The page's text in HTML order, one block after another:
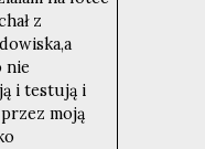
z
nie
i testują i
moją